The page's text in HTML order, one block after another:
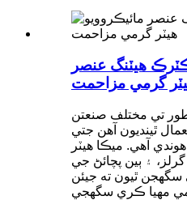
هيٽنگ عنصر
گرمي مزاحمت
طور تي مختلف صنعتن
ٿينديون آهن جتي
آهي. ميڪا هيٽر
گرلز، ۽ ٻين پچائڻ جي
ٿيون ته جيئن